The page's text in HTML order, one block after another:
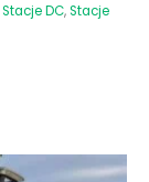
Stacje DC,Stacje